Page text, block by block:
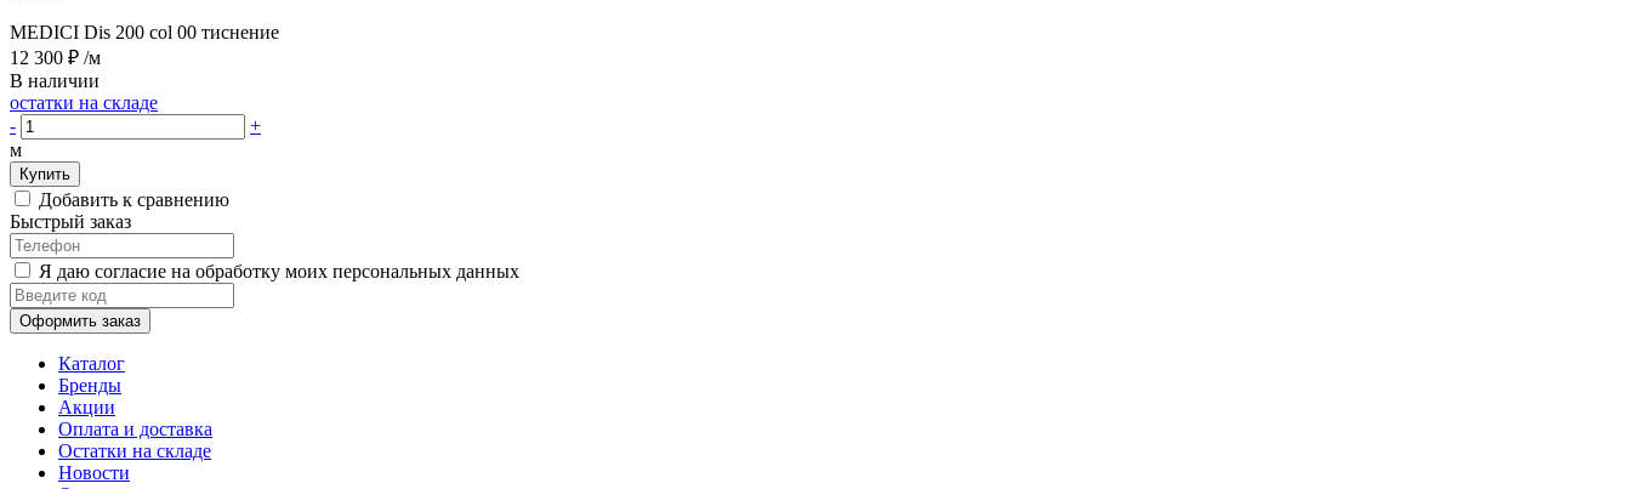
MEDICI Dis 200 col 00 тиснение
12 300 ₽ /м
В наличии
остатки на складе
-
+
м
Купить
Добавить к сравнению
Быстрый заказ
Я даю согласие на обработку моих персональных данных
Оформить заказ
Каталог
Бренды
Акции
Оплата и доставка
Остатки на складе
Новости